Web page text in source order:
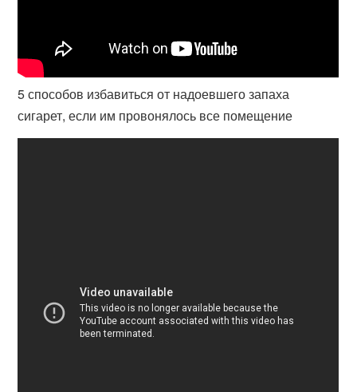
5 способов избавиться от надоевшего запаха
сигарет, если им провонялось все помещение